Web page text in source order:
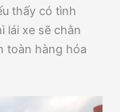
thấy có tình
lái xe sẽ chằn
toàn hàng hóa